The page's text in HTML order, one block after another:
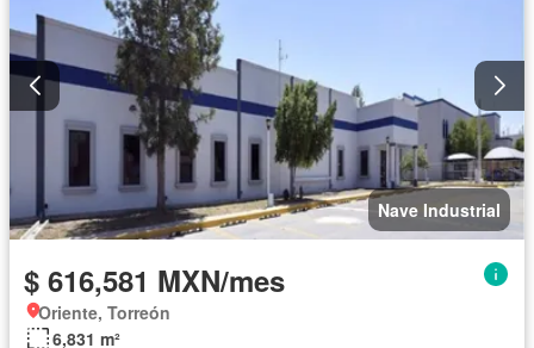
Nave Industrial
$ 616,581 MXN/mes
Oriente, Torreón
6,831 m²